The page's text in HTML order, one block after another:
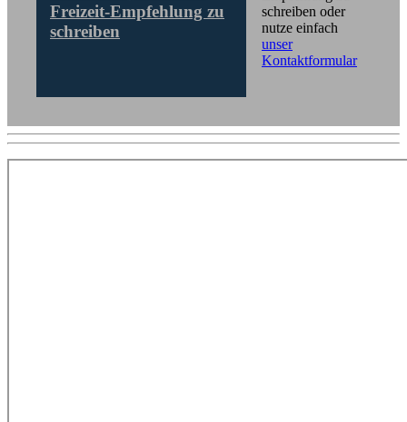
Freizeit-Empfehlung zu
schreiben
schreiben oder
nutze einfach
unser
Kontaktformular